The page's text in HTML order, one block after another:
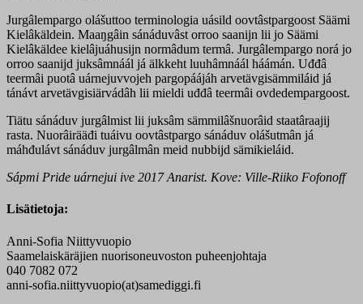
Jurgâlempargo olášuttoo terminologia uásild oovtâstpargoost Säämi
Kielâkäldein. Maaŋgâin sánáduvâst orroo saanijn lii jo Säämi
Kielâkäldee kielâjuáhusijn normâdum termâ. Jurgâlempargo norá jo
orroo saanijd juksâmnáál já älkkeht luuhâmnáál háámán. Uđđâ
teermâi puotâ uárnejuvvojeh pargopáájáh arvetävgisämmiláid já
tánávt arvetävgisiärvádâh lii mieldi uđđâ teermâi ovdedempargoost.
Tiätu sánáduv jurgâlmist lii juksâm sämmilâšnuorâid staatâraajij
rasta. Nuorâirääđi tuáivu oovtâstpargo sánáduv olášutmân já
máhđulávt sánáduv jurgâlmân meid nubbijd sämikieláid.
Sápmi Pride uárnejui ive 2017 Anarist. Kove: Ville-Riiko Fofonoff
Lisätietoja:
Anni-Sofia Niittyvuopio
Saamelaiskäräjien nuorisoneuvoston puheenjohtaja
040 7082 072
anni-sofia.niittyvuopio(at)samediggi.fi